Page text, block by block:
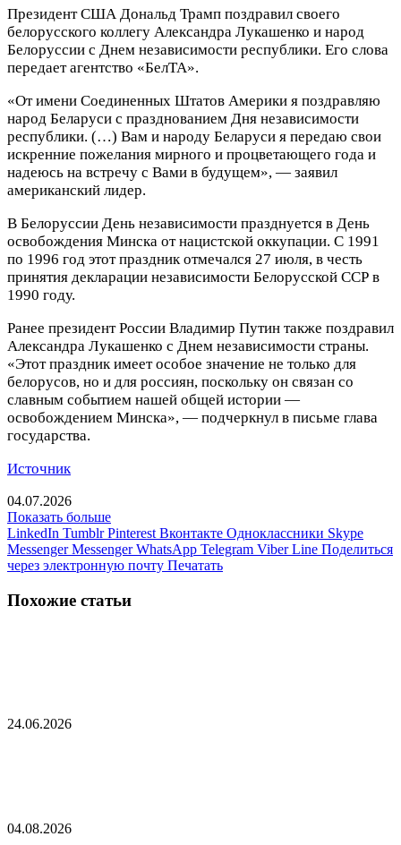
Президент США Дональд Трамп поздравил своего
белорусского коллегу Александра Лукашенко и народ
Белоруссии с Днем независимости республики. Его слова
передает агентство «БелТА».
«От имени Соединенных Штатов Америки я поздравляю
народ Беларуси с празднованием Дня независимости
республики. (…) Вам и народу Беларуси я передаю свои
искренние пожелания мирного и процветающего года и
надеюсь на встречу с Вами в будущем», — заявил
американский лидер.
В Белоруссии День независимости празднуется в День
освобождения Минска от нацистской оккупации. С 1991
по 1996 год этот праздник отмечался 27 июля, в честь
принятия декларации независимости Белорусской ССР в
1990 году.
Ранее президент России Владимир Путин также поздравил
Александра Лукашенко с Днем независимости страны.
«Этот праздник имеет особое значение не только для
белорусов, но и для россиян, поскольку он связан со
славным событием нашей общей истории —
освобождением Минска», — подчеркнул в письме глава
государства.
Источник
04.07.2026
Показать больше
LinkedIn Tumblr Pinterest Вконтакте Одноклассники Skype
Messenger Messenger WhatsApp Telegram Viber Line Поделиться
через электронную почту Печатать
Похожие статьи
24.06.2026
04.08.2026